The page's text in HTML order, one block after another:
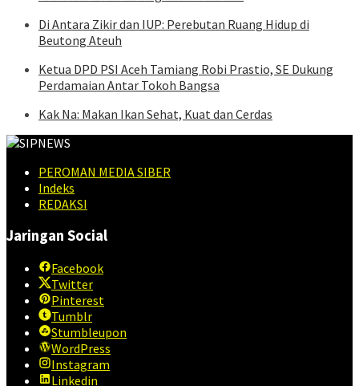
Di Antara Zikir dan IUP: Perebutan Ruang Hidup di
Beutong Ateuh
Ketua DPD PSI Aceh Tamiang Robi Prastio, SE Dukung
Perdamaian Antar Tokoh Bangsa
Kak Na: Makan Ikan Sehat, Kuat dan Cerdas
PEROMAN MEDIA SIBER
Indeks
REDAKSI
Jaringan Social
Facebook
Twitter
Pinterest
Tumblr
Stumbleupon
WordPress
Instagram
Linkedin